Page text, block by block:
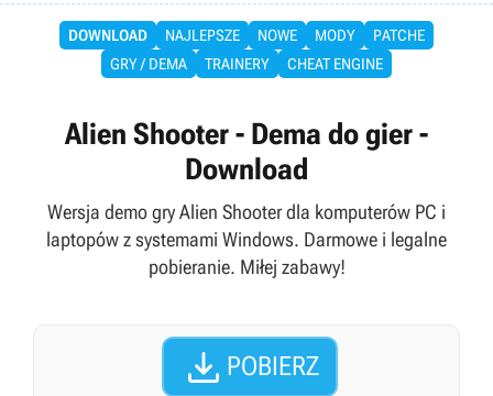
DOWNLOAD NAJLEPSZE NOWE MODY
PATCHE
GRY / DEMA
TRAINERY CHEAT ENGINE
Alien Shooter - Dema do gier -
Download
Wersja demo gry Alien Shooter dla komputerów PC i
laptopów z systemami Windows. Darmowe i legalne
pobieranie. Miłej zabawy!
 POBIERZ